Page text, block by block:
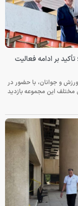
بر ادامه فعالیت
و جوانان، با حضور در
این مجموعه بازدید